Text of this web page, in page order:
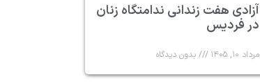
آزادی هفت زندانی ندامتگاه زنان
در فردیس
مرداد ۱۰, ۱۴۰۵ بدون دیدگاه